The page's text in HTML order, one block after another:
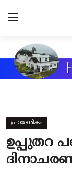
Login
പ്രധാന
പ്രാദേശികം
പ്രാദേശികം
ഉപ്പുതറ